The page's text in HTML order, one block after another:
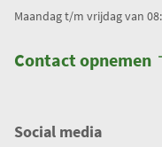
Maandag t/m vrijdag van
Contact opnemen
Social media